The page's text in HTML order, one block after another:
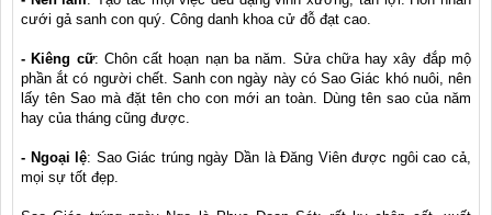
cưới gả sanh con quý. Công danh khoa cử đỗ đạt cao.
- Kiêng cữ: Chôn cất hoạn nạn ba năm. Sửa chữa hay xây đắp mộ
phần ắt có người chết. Sanh con ngày này có Sao Giác khó nuôi, nên
lấy tên Sao mà đặt tên cho con mới an toàn. Dùng tên sao của năm
hay của tháng cũng được.
- Ngoại lệ: Sao Giác trúng ngày Dần là Đăng Viên được ngôi cao cả,
mọi sự tốt đẹp.